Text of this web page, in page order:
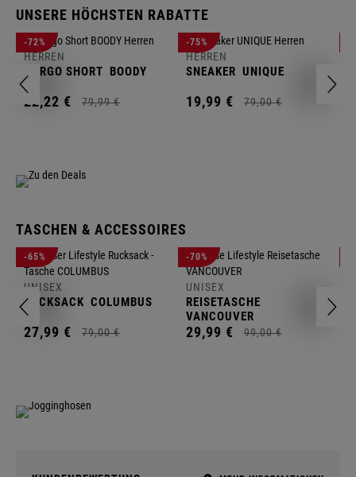
UNSERE HÖCHSTEN RABATTE
-72%
HERREN
CARGO SHORT BOODY
22,22 € 79,99 €
-75%
HERREN
SNEAKER UNIQUE
19,99 € 79,00 €
TASCHEN & ACCESSOIRES
-65%
UNISEX
RUCKSACK COLUMBUS
27,99 € 79,00 €
-70%
UNISEX
REISETASCHE
VANCOUVER
29,99 € 99,00 €